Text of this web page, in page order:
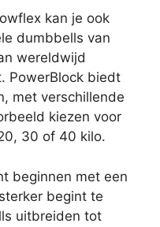
kan je ook
dumbbells van
wereldwijd
PowerBlock biedt
met verschillende
kiezen voor
30 of 40 kilo.
beginnen met een
begint te
uitbreiden tot